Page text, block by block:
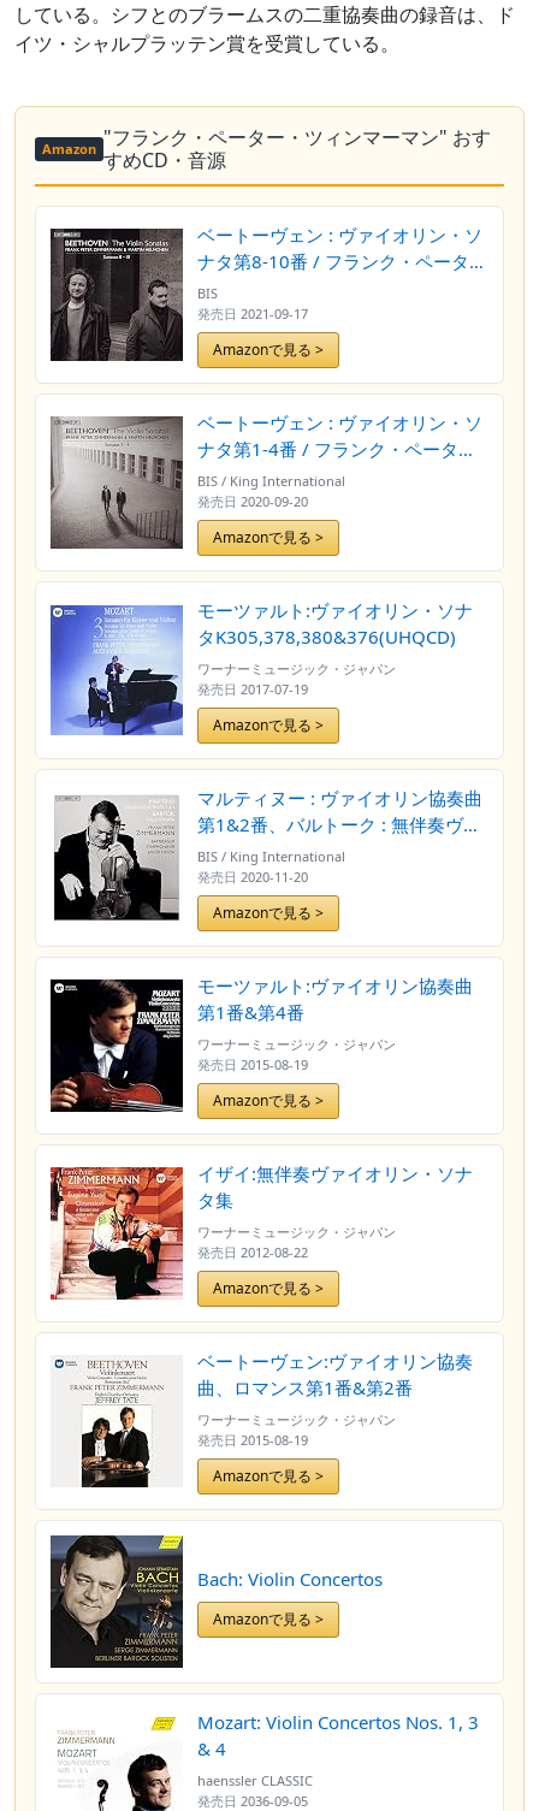
している。シフとのブラームスの二重協奏曲の録音は、ド
イツ・シャルプラッテン賞を受賞している。
Amazon "フランク・ペーター・ツィンマーマン" おす
すめCD・音源
ベートーヴェン : ヴァイオリン・ソ
ナタ第8-10番 / フランク・ペータ
ー・ツィンマーマン&マルティン・
ヘルムヒェン (Beethoven : Violin
Sonata No.8-10 / Frank Peter
Zimmermann & Martin Helmchen)
帯・解説付]
BIS
発売日 2021-09-17
Amazonで見る >
ベートーヴェン : ヴァイオリン・ソ
ナタ第1-4番 / フランク・ペータ
ー・ツィンマーマン | マルティン・
ヘルムヒェン (Beethoven : Violin
Sonatas No.1-4 / Frank Peter
Zimmermann & Martin Helmchen)
帯・解説付]
BIS / King International
発売日 2020-09-20
Amazonで見る >
モーツァルト:ヴァイオリン・ソナ
タK305,378,380&376(UHQCD)
ワーナーミュージック・ジャパン
発売日 2017-07-19
Amazonで見る >
マルティヌー : ヴァイオリン協奏曲
第1&2番、バルトーク : 無伴奏ヴァ
イオリン・ソナタ / フランク・ペー
ター・ツィンマーマン、バンベルク
交響楽団&ヤクブ・フルシャ
(Martinů : Violin Concertos&Bartók
F.P.Zimmermann, Bamberger
Symphoniker&Hrůša) [SACD
Hybrid] [Import] [日本語帯・解説
付] [Live]
BIS / King International
発売日 2020-11-20
Amazonで見る >
モーツァルト:ヴァイオリン協奏曲
第1番&第4番
ワーナーミュージック・ジャパン
発売日 2015-08-19
Amazonで見る >
イザイ:無伴奏ヴァイオリン・ソナ
タ集
ワーナーミュージック・ジャパン
発売日 2012-08-22
Amazonで見る >
ベートーヴェン:ヴァイオリン協奏
曲、ロマンス第1番&第2番
ワーナーミュージック・ジャパン
発売日 2015-08-19
Amazonで見る >
Bach: Violin Concertos
Amazonで見る >
Mozart: Violin Concertos Nos. 1, 3
& 4
haenssler CLASSIC
発売日 2036-09-05